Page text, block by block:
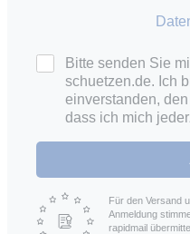
Bitte senden Sie
schuetzen.de. Ich
einverstanden,
dass ich mich
Für den Versand
Anmeldung
rapidmail